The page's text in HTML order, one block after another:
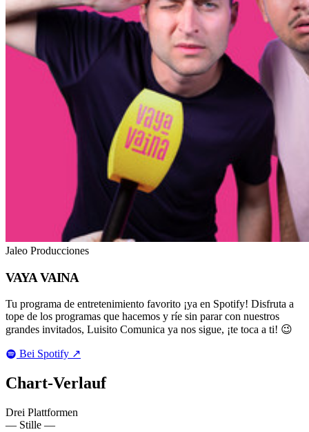
Jaleo Producciones
VAYA VAINA
Tu programa de entretenimiento favorito ¡ya en Spotify! Disfruta a
tope de los programas que hacemos y ríe sin parar con nuestros
grandes invitados, Luisito Comunica ya nos sigue, ¡te toca a ti! 😉
Bei Spotify ↗
Chart-Verlauf
Drei Plattformen
— Stille —